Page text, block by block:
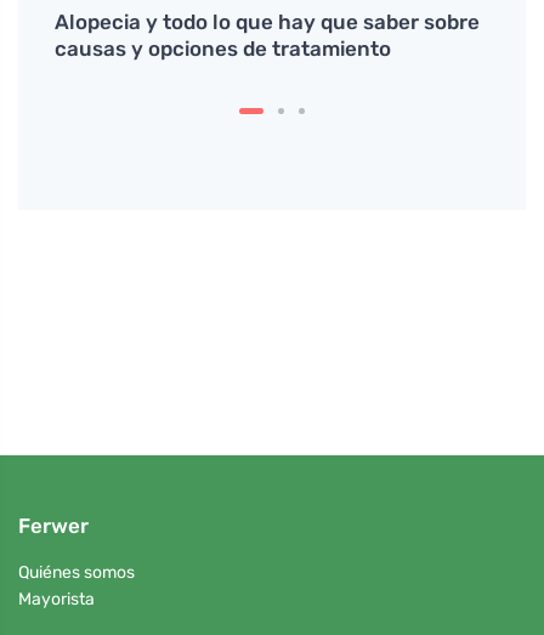
Alopecia y todo lo que hay que saber sobre
causas y opciones de tratamiento
Ferwer
Quiénes somos
Mayorista